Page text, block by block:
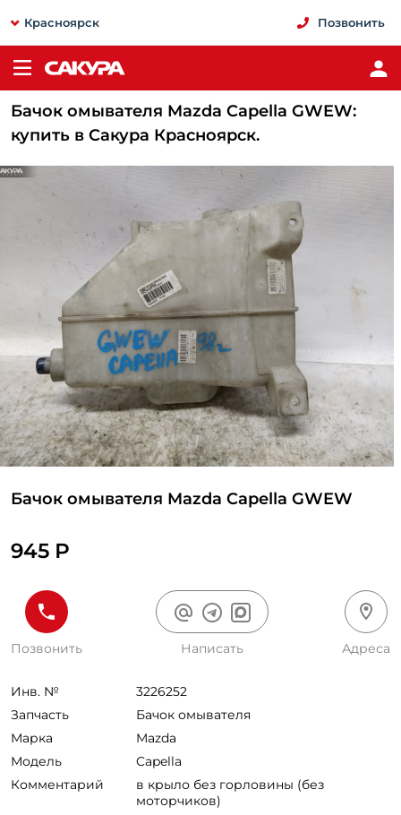
Красноярск Позвонить
Бачок омывателя Mazda Capella GWEW:
купить в Сакура Красноярск.
Бачок омывателя Mazda Capella GWEW
945 Р
Позвонить Написать Адреса
Инв. №
3226252
Запчасть
Бачок омывателя
Марка
Mazda
Модель
Capella
Комментарий
в крыло без горловины (без
моторчиков)